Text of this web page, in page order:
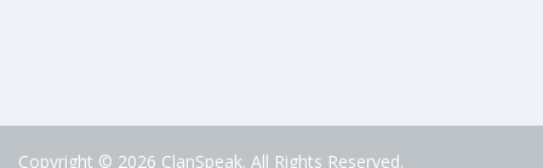
Copyright © 2026 ClanSpeak. All Rights Reserved.